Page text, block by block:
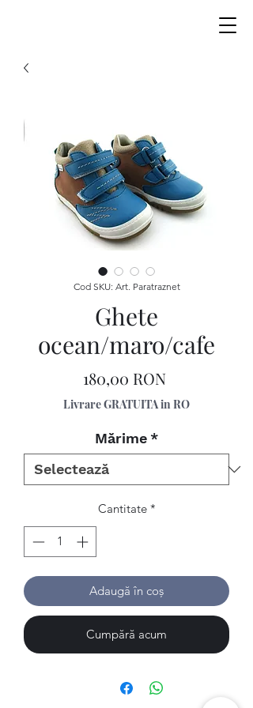
Cod SKU: Art. Paratraznet
Ghete
ocean/maro/cafe
180,00 RONPreț
Livrare GRATUITA in RO
Mărime *
Cantitate *
Adaugă în coș
Cumpără acum